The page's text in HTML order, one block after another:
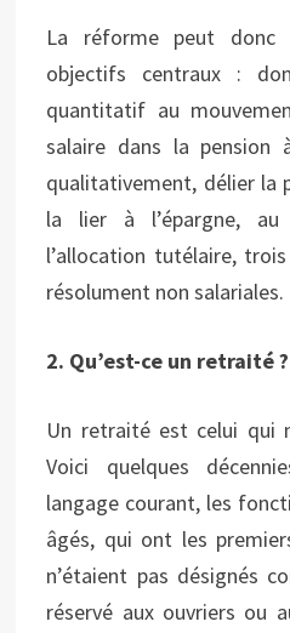
La réforme peut donc
objectifs centraux :
quantitatif au
salaire dans la
qualitativement, délier la
la lier à l’épargne,
l’allocation tutélaire,
résolument non salariales.
2. Qu’est-ce un retraité ?
Un retraité est celui qui
Voici quelques
langage courant, les
âgés, qui ont les
n’étaient pas désignés
réservé aux ouvriers ou